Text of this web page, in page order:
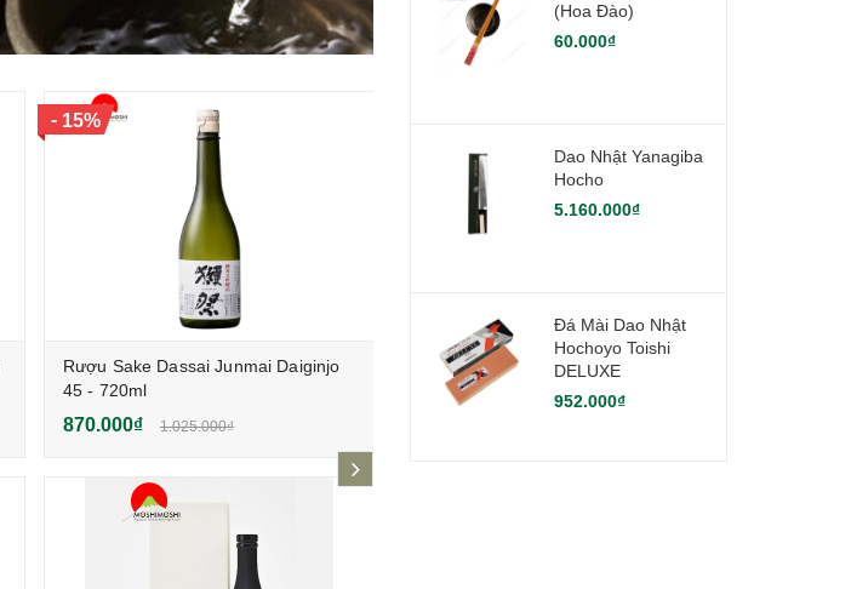
- 15%
Rượu Sake Dassai Junmai Daiginjo
45 - 720ml
870.000₫ 1.025.000₫
Rượu Sake Kuromatsu Hakushika
Junmai 1.8L
(hoa Đào)
60.000₫
Dao Nhật Yanagiba
Hocho
5.160.000₫
Đá Mài Dao Nhật
Hochoyo Toishi
DELUXE
952.000₫